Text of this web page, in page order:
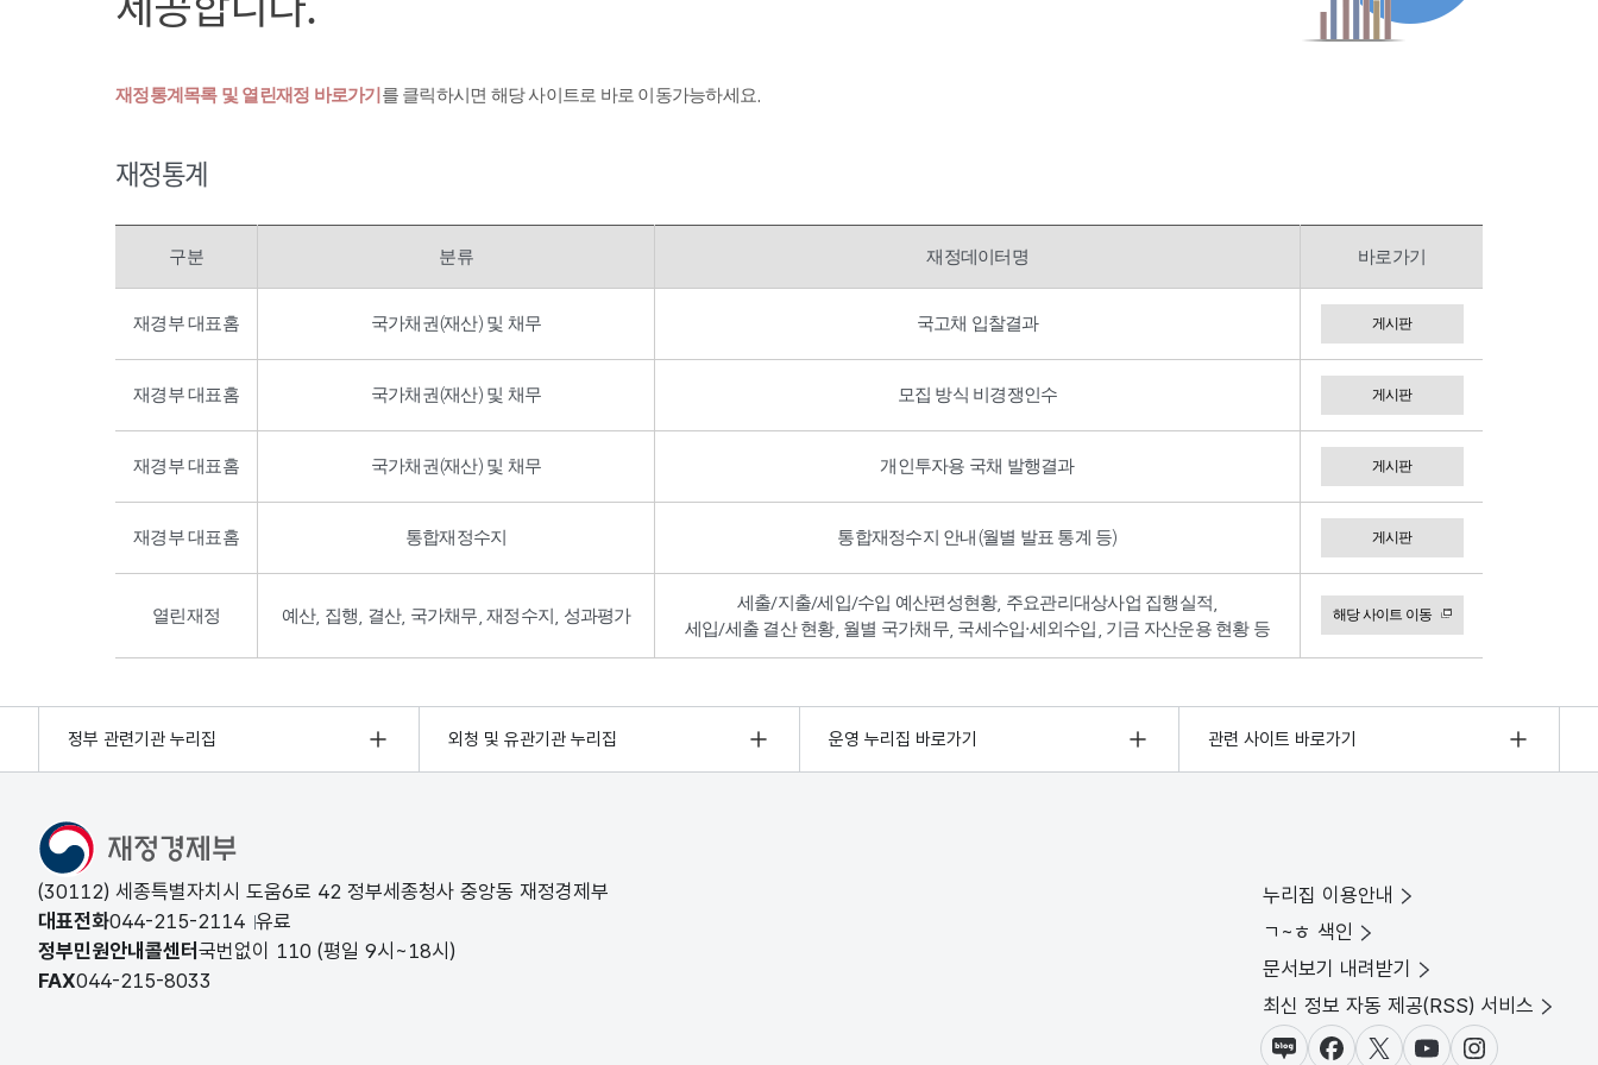
재정통계목록 및 열린재정 바로가기 를 클릭하시면 해당 사이트로 바로 이동가능하세요.
재정통계
구분 분류 재정데이터명 바로가기
재경부 대표홈 국가채권(재산) 및 채무 국고채 입찰결과 게시판
재경부 대표홈 국가채권(재산) 및 채무 모집 방식 비경쟁인수 게시판
재경부 대표홈 국가채권(재산) 및 채무 개인투자용 국채 발행결과 게시판
재경부 대표홈 통합재정수지 통합재정수지 안내(월별 발표 통계 등) 게시판
열린재정 예산, 집행, 결산, 국가채무, 재정수지, 성과평가
세출/지출/세입/수입 예산편성현황, 주요관리대상사업 집행실적,
세입/세출 결산 현황, 월별 국가채무, 국세수입·세외수입, 기금 자산운용 현황 등
해당 사이트 이동
정부 관련기관 누리집 외청 및 유관기관 누리집 운영 누리집 바로가기 관련 사이트 바로가기
(30112) 세종특별자치시 도움6로 42 정부세종청사 중앙동 재정경제부
대표전화044-215-2114 유료
정부민원안내콜센터 국번없이 110 (평일 9시~18시)
FAX044-215-8033
누리집 이용안내
ㄱ~ㅎ 색인
문서보기 내려받기
최신 정보 자동 제공(RSS) 서비스
블로그페이스북X(트위터)
유튜브인스타그램